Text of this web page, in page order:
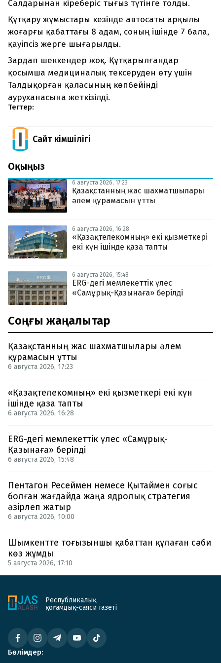
Салдарынан кіреберіс тығыз түтінге толды.
Құтқару жұмыстары кезінде автосаты арқылы
жоғарғы қабаттағы 8 адам, соның ішінде 7 бала,
қауіпсіз жерге шығарылды.
Зардап шеккендер жоқ. Құтқарылғандар
қосымша медициналық тексеруден өту үшін
Талдықорған қаласының көпбейінді
ауруханасына жеткізілді.
Тегтер:
Сайт Әкімшілігі
Оқыңыз
6 августа 2026, 17:23
Қазақстанның жас шахматшылары
әлем құрамасын ұтты
6 августа 2026, 16:28
«Қазақтелекомның» екі қызметкері
екі күн ішінде қаза тапты
6 августа 2026, 15:48
ERG-дегі мемлекеттік үлес
«Самұрық-Қазынаға» берілді
Соңғы жаңалықтар
Қазақстанның жас шахматшылары әлем
құрамасын ұтты
6 августа 2026, 17:23
«Қазақтелекомның» екі қызметкері екі күн
ішінде қаза тапты
6 августа 2026, 16:28
ERG-дегі мемлекеттік үлес «Самұрық-
Қазынаға» берілді
6 августа 2026, 15:48
Пентагон Ресеймен немесе Қытаймен соғыс
болған жағдайда жаңа ядролық стратегия
әзірлеп жатыр
6 августа 2026, 10:00
Шымкентте тоғызыншы қабаттан құлаған сәби
көз жұмды
5 августа 2026, 17:10
Республикалық
қоғамдық-саяси газеті
Бөлімдер: